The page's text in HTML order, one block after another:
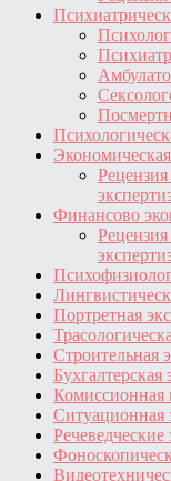
Финансово
Портретная
Строительная
Бухгалтерская
Комиссионная
Ситуационная
Речеведческие